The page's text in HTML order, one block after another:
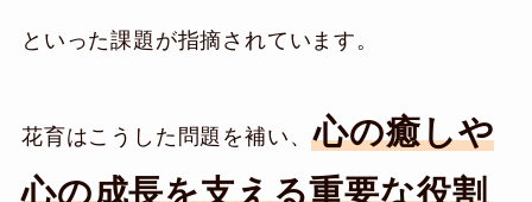
といった課題が指摘されています。
花育はこうした問題を補い、心の癒しや
心の成長を支える重要な役割